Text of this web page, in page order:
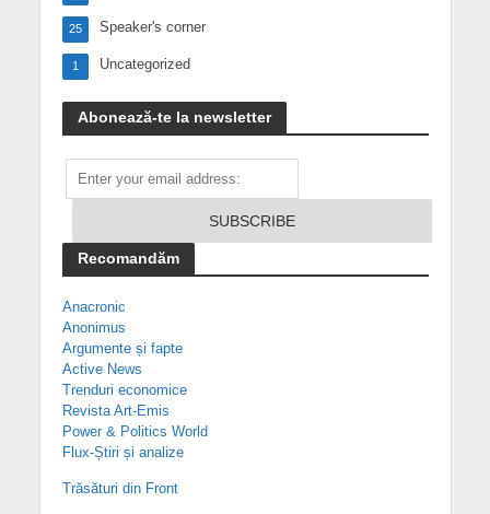
Speaker's corner
25
Uncategorized
1
Abonează-te la newsletter
Recomandăm
Anacronic
Anonimus
Argumente și fapte
Active News
Trenduri economice
Revista Art-Emis
Power & Politics World
Flux-Știri și analize
Trăsături din Front